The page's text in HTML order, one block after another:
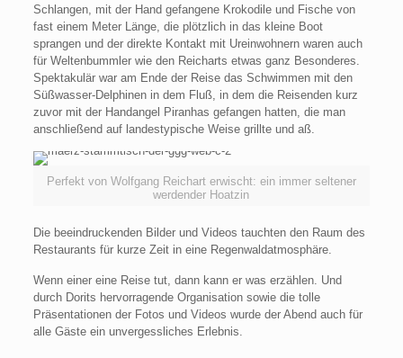
Schlangen, mit der Hand gefangene Krokodile und Fische von
fast einem Meter Länge, die plötzlich in das kleine Boot
sprangen und der direkte Kontakt mit Ureinwohnern waren auch
für Weltenbummler wie den Reicharts etwas ganz Besonderes.
Spektakulär war am Ende der Reise das Schwimmen mit den
Süßwasser-Delphinen in dem Fluß, in dem die Reisenden kurz
zuvor mit der Handangel Piranhas gefangen hatten, die man
anschließend auf landestypische Weise grillte und aß.
Perfekt von Wolfgang Reichart erwischt: ein immer seltener
werdender Hoatzin
Die beeindruckenden Bilder und Videos tauchten den Raum des
Restaurants für kurze Zeit in eine Regenwaldatmosphäre.
Wenn einer eine Reise tut, dann kann er was erzählen. Und
durch Dorits hervorragende Organisation sowie die tolle
Präsentationen der Fotos und Videos wurde der Abend auch für
alle Gäste ein unvergessliches Erlebnis.